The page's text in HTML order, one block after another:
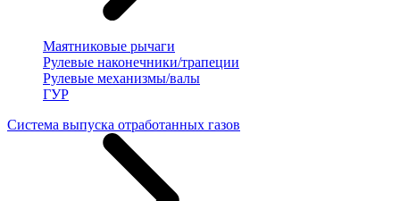
Маятниковые рычаги
Рулевые наконечники/трапеции
Рулевые механизмы/валы
ГУР
Система выпуска отработанных газов